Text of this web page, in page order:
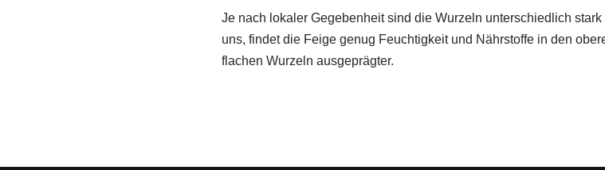
Je nach lokaler Gegebenheit sind die Wurzeln unterschiedlich
uns, findet die Feige genug Feuchtigkeit und Nährstoffe in den
flachen Wurzeln ausgeprägter.